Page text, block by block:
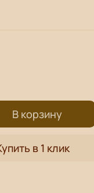
В корзину
в 1 клик